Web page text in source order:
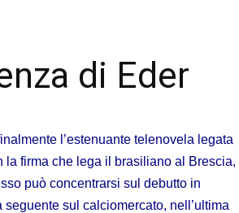
di Eder
l’estenuante telenovela legata
la firma che lega il brasiliano al Brescia,
può concentrarsi sul debutto in
sul calciomercato, nell’ultima